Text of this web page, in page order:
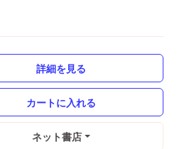
詳細を見る
ネット書店